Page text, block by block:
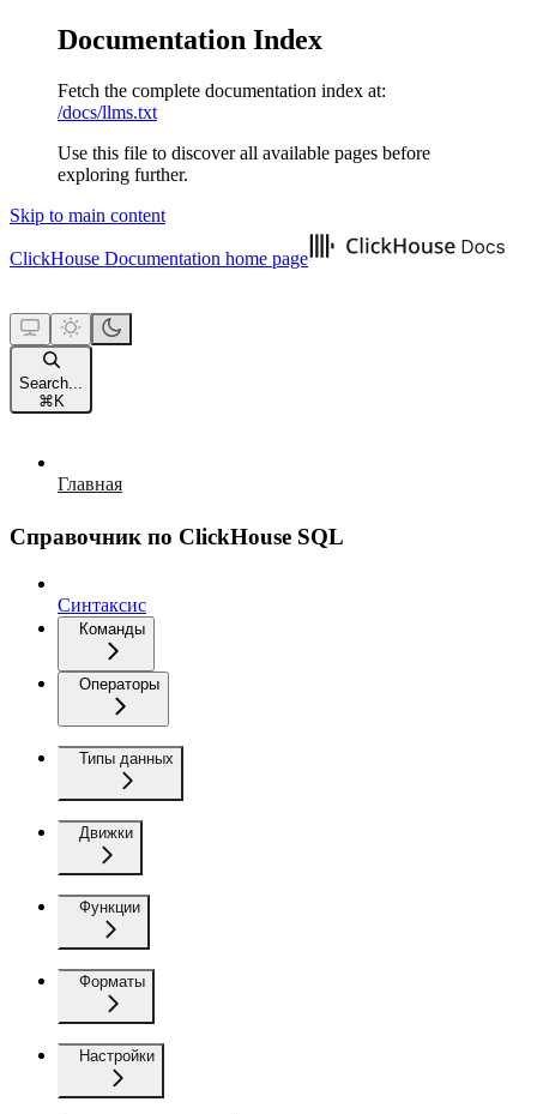
Documentation Index
Fetch the complete documentation index at:
/docs/llms.txt
Use this file to discover all available pages before
exploring further.
Skip to main content
ClickHouse Documentation home page
Search...
⌘ K
Главная
Справочник по ClickHouse SQL
Синтаксис
Команды
Операторы
Типы данных
Движки
Функции
Форматы
Настройки